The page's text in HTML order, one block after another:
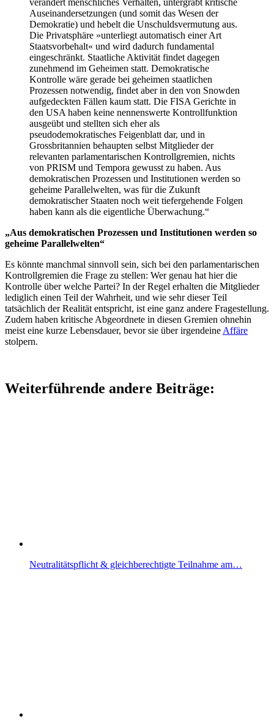
Auseinandersetzungen (und somit das Wesen der
Demokratie) und hebelt die Unschuldsvermutung aus.
Die Privatsphäre »unterliegt automatisch einer Art
Staatsvorbehalt« und wird dadurch fundamental
eingeschränkt. Staatliche Aktivität findet dagegen
zunehmend im Geheimen statt. Demokratische
Kontrolle wäre gerade bei geheimen staatlichen
Prozessen notwendig, findet aber in den von Snowden
aufgedeckten Fällen kaum statt. Die FISA Gerichte in
den USA haben keine nennenswerte Kontrollfunktion
ausgeübt und stellten sich eher als
pseudodemokratisches Feigenblatt dar, und in
Grossbritannien behaupten selbst Mitglieder der
relevanten parlamentarischen Kontrollgremien, nichts
von PRISM und Tempora gewusst zu haben. Aus
demokratischen Prozessen und Institutionen werden so
geheime Parallelwelten, was für die Zukunft
demokratischer Staaten noch weit tiefergehende Folgen
haben kann als die eigentliche Überwachung.“
„Aus demokratischen Prozessen und Institutionen werden so
geheime Parallelwelten“
Es könnte manchmal sinnvoll sein, sich bei den parlamentarischen
Kontrollgremien die Frage zu stellen: Wer genau hat hier die
Kontrolle über welche Partei? In der Regel erhalten die Mitglieder
lediglich einen Teil der Wahrheit, und wie sehr dieser Teil
tatsächlich der Realität entspricht, ist eine ganz andere Fragestellung.
Zudem haben kritische Abgeordnete in diesen Gremien ohnehin
meist eine kurze Lebensdauer, bevor sie über irgendeine Affäre
stolpern.
Weiterführende andere Beiträge:
Neutralitätspflicht & gleichberechtigte Teilnahme am…